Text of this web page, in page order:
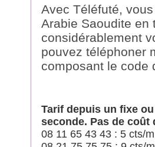
Avec Téléfuté,
Arabie Saoudite en
considérablement
pouvez téléphoner
composant le code
Tarif depuis un fixe
seconde. Pas de coût
08 11 65 43 43 : 5 cts/